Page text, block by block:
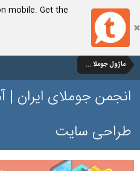
mobile. Get the
ماژول جوملا 1.5
انجمن جوملای ایران
طراحی سایت